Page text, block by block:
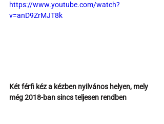
https://www.youtube.com/watch?
v=anD9ZrMJT8k
Két férfi kéz a kézben nyilvános helyen, mely
még 2018-ban sincs teljesen rendben